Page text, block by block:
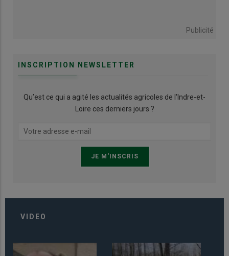
Publicité
INSCRIPTION NEWSLETTER
Qu’est ce qui a agité les actualités agricoles de l'Indre-et-
Loire ces derniers jours ?
VIDEO